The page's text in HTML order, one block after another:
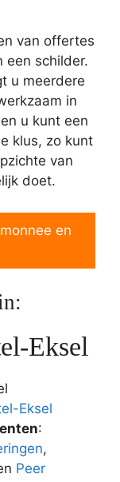
van offertes
een schilder.
u meerdere
in
u kunt een
klus, zo kunt
van
doet.
en
Eksel
Eksel
:
,
Peer